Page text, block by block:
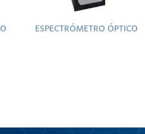
ESPECTRÓMETRO ÓPTICO